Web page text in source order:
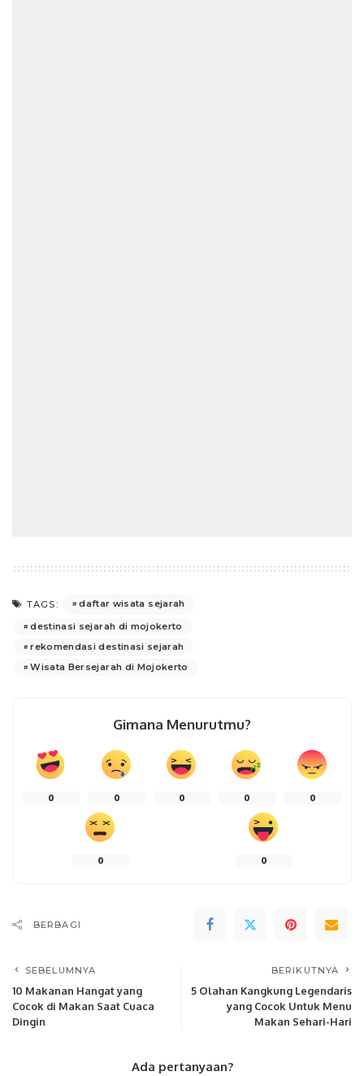
TAGS:
daftar wisata sejarah
destinasi sejarah di mojokerto
rekomendasi destinasi sejarah
Wisata Bersejarah di Mojokerto
Gimana Menurutmu?
0 0 0 0 0
0 0
BERBAGI
SEBELUMNYA
10 Makanan Hangat yang
Cocok di Makan Saat Cuaca
Dingin
BERIKUTNYA
5 Olahan Kangkung Legendaris
yang Cocok Untuk Menu
Makan Sehari-Hari
Ada pertanyaan?